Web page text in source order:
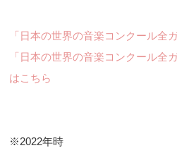
「日本の世界の音楽コンクール全
「日本の世界の音楽コンクール全
はこちら
※2022年時